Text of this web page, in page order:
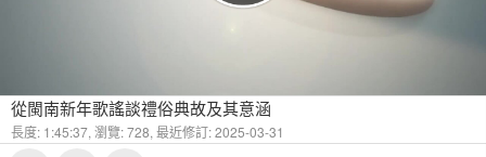
從閩南新年歌謠談禮俗典故及其意涵
長度: 1:45:37, 瀏覽: 728, 最近修訂: 2025-03-31